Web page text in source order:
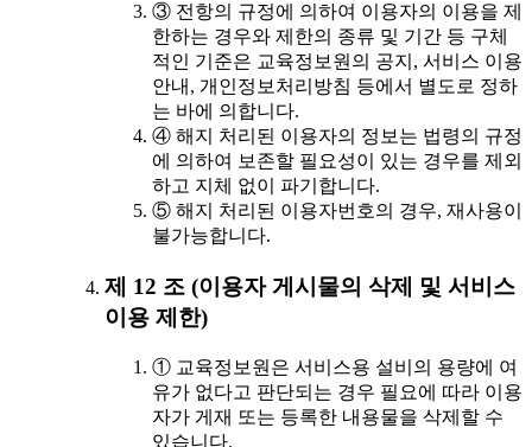
③ 전항의 규정에 의하여 이용자의 이용을 제
한하는 경우와 제한의 종류 및 기간 등 구체
적인 기준은 교육정보원의 공지, 서비스 이용
안내, 개인정보처리방침 등에서 별도로 정하
는 바에 의합니다.
④ 해지 처리된 이용자의 정보는 법령의 규정
에 의하여 보존할 필요성이 있는 경우를 제외
하고 지체 없이 파기합니다.
⑤ 해지 처리된 이용자번호의 경우, 재사용이
불가능합니다.
제 12 조 (이용자 게시물의 삭제 및 서비스
이용 제한)
① 교육정보원은 서비스용 설비의 용량에 여
유가 없다고 판단되는 경우 필요에 따라 이용
자가 게재 또는 등록한 내용물을 삭제할 수
있습니다.